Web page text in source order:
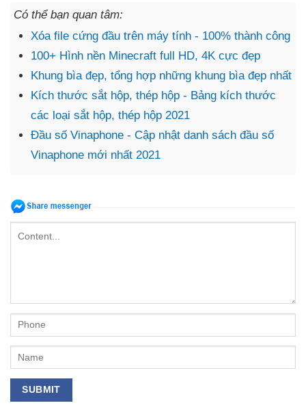
Có thể bạn quan tâm:
Xóa file cứng đầu trên máy tính - 100% thành công
100+ Hình nền Minecraft full HD, 4K cực đẹp
Khung bìa đẹp, tổng hợp những khung bìa đẹp nhất
Kích thước sắt hộp, thép hộp - Bảng kích thước
các loại sắt hộp, thép hộp 2021
Đầu số Vinaphone - Cập nhật danh sách đầu số
Vinaphone mới nhất 2021